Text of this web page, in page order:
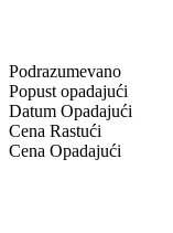
Podrazumevano
Popust opadajući
Datum Opadajući
Cena Rastući
Cena Opadajući